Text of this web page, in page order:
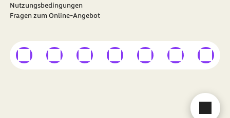
Nutzungsbedingungen
Fragen zum Online-Angebot
Besuchen Sie dieBARMER auf
externer Linkexterner Linkexterner Linkexterner Linkexterner Linkexterner Link